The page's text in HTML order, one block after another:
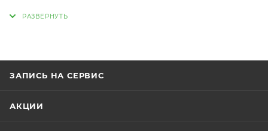
парковке задним ходом.
ЗАПИСЬ НА СЕРВИС
АКЦИИ